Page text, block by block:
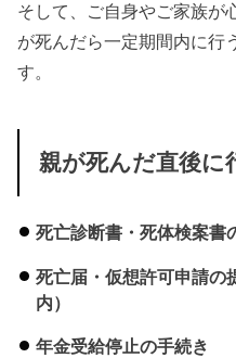
そして、ご自身やご家族が
が死んだら一定期間内に行
す。
親が死んだ直後に
死亡診断書・死体検案書
死亡届・仮想許可申請の
内）
年金受給停止の手続き